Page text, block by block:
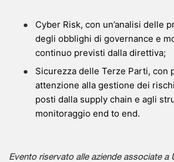
Cyber Risk, con un’analisi delle
degli obblighi di governance e
continuo previsti dalla direttiva;
Sicurezza delle Terze Parti, con
attenzione alla gestione dei
posti dalla supply chain e agli
monitoraggio end to end.
Evento riservato alle aziende associate a